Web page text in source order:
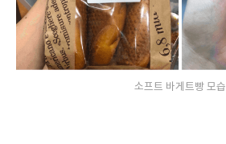
소프트 바게트빵 모습